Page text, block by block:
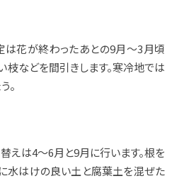
は花が終わったあとの9月～3月頃
枝などを間引きします。寒冷地では
。
えは4～6月と9月に行います。根を
水はけの良い土と腐葉土を混ぜた